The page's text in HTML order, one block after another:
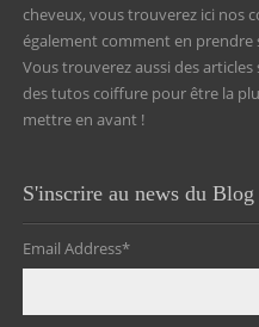
cheveux, vous trouverez ici nos
également comment en prendre
Vous trouverez aussi des
des tutos coiffure pour être la
mettre en avant !
S'inscrire au news du Blog
Email Address*